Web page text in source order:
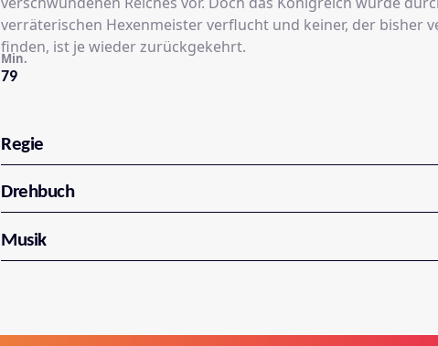
verräterischen Hexenmeister verflucht und keiner, der bisher
finden, ist je wieder zurückgekehrt.
79
Min.
Regie
Drehbuch
Musik